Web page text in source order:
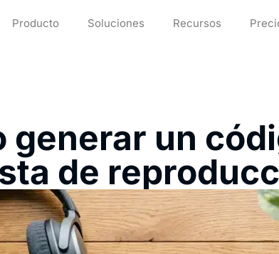
Producto Soluciones Recursos
generar un
de